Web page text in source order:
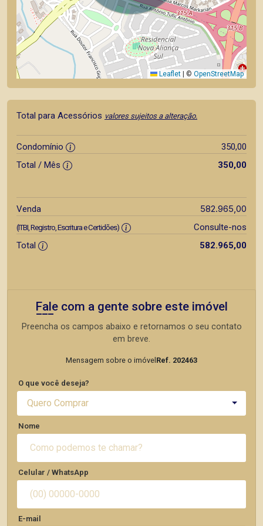
Leaflet © OpenStreetMap
Total para Acessórios valores sujeitos a alteração.
Condomínio
350,00
Total / Mês
350,00
Venda 582.965,00
(ITBI, Registro, Escritura e Certidões)
Consulte-nos
Total
582.965,00
Fale com a gente sobre este imóvel
Preencha os campos abaixo e retornamos o seu contato
em breve.
Mensagem sobre o imóvel Ref. 202463
O que você deseja?
Quero Comprar
Nome
Celular / WhatsApp
E-mail